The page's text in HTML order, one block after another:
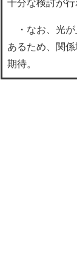
十分な検討が行
・なお、光が
あるため、関
期待。